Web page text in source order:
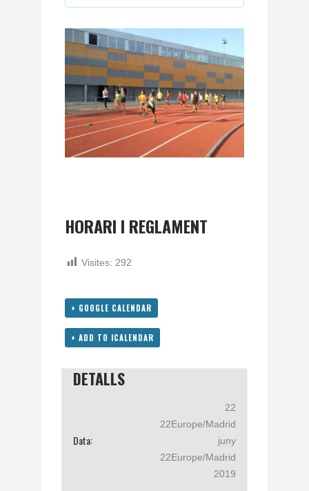
HORARI I REGLAMENT
Visites: 292
+ GOOGLE CALENDAR
+ ADD TO ICALENDAR
DETALLS
Data:
22
22Europe/Madrid
juny
22Europe/Madrid
2019